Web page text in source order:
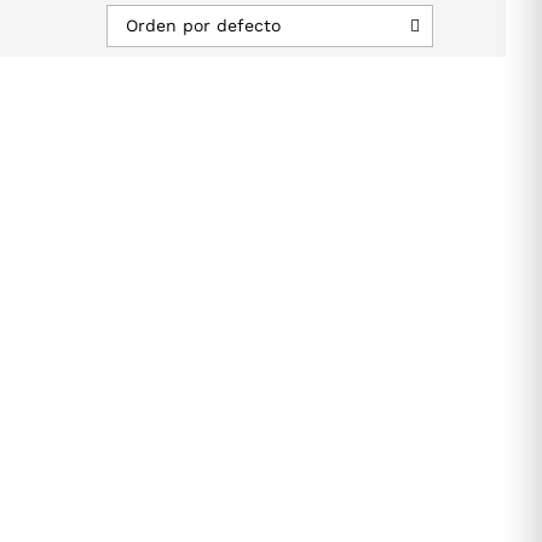
Orden por defecto